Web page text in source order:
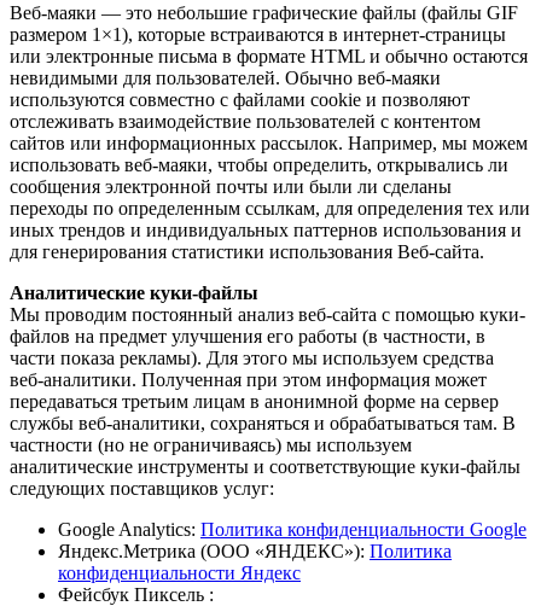
Веб-маяки — это небольшие графические файлы (файлы GIF
размером 1×1), которые встраиваются в интернет-страницы
или электронные письма в формате HTML и обычно остаются
невидимыми для пользователей. Обычно веб-маяки
используются совместно с файлами cookie и позволяют
отслеживать взаимодействие пользователей с контентом
сайтов или информационных рассылок. Например, мы можем
использовать веб-маяки, чтобы определить, открывались ли
сообщения электронной почты или были ли сделаны
переходы по определенным ссылкам, для определения тех или
иных трендов и индивидуальных паттернов использования и
для генерирования статистики использования Веб-сайта.
Аналитические куки-файлы
Мы проводим постоянный анализ веб-сайта с помощью куки-
файлов на предмет улучшения его работы (в частности, в
части показа рекламы). Для этого мы используем средства
веб-аналитики. Полученная при этом информация может
передаваться третьим лицам в анонимной форме на сервер
службы веб-аналитики, сохраняться и обрабатываться там. В
частности (но не ограничиваясь) мы используем
аналитические инструменты и соответствующие куки-файлы
следующих поставщиков услуг:
Google Analytics: Политика конфиденциальности Google
Яндекс.Метрика (ООО «ЯНДЕКС»): Политика
конфиденциальности Яндекс
Фейсбук Пиксель :